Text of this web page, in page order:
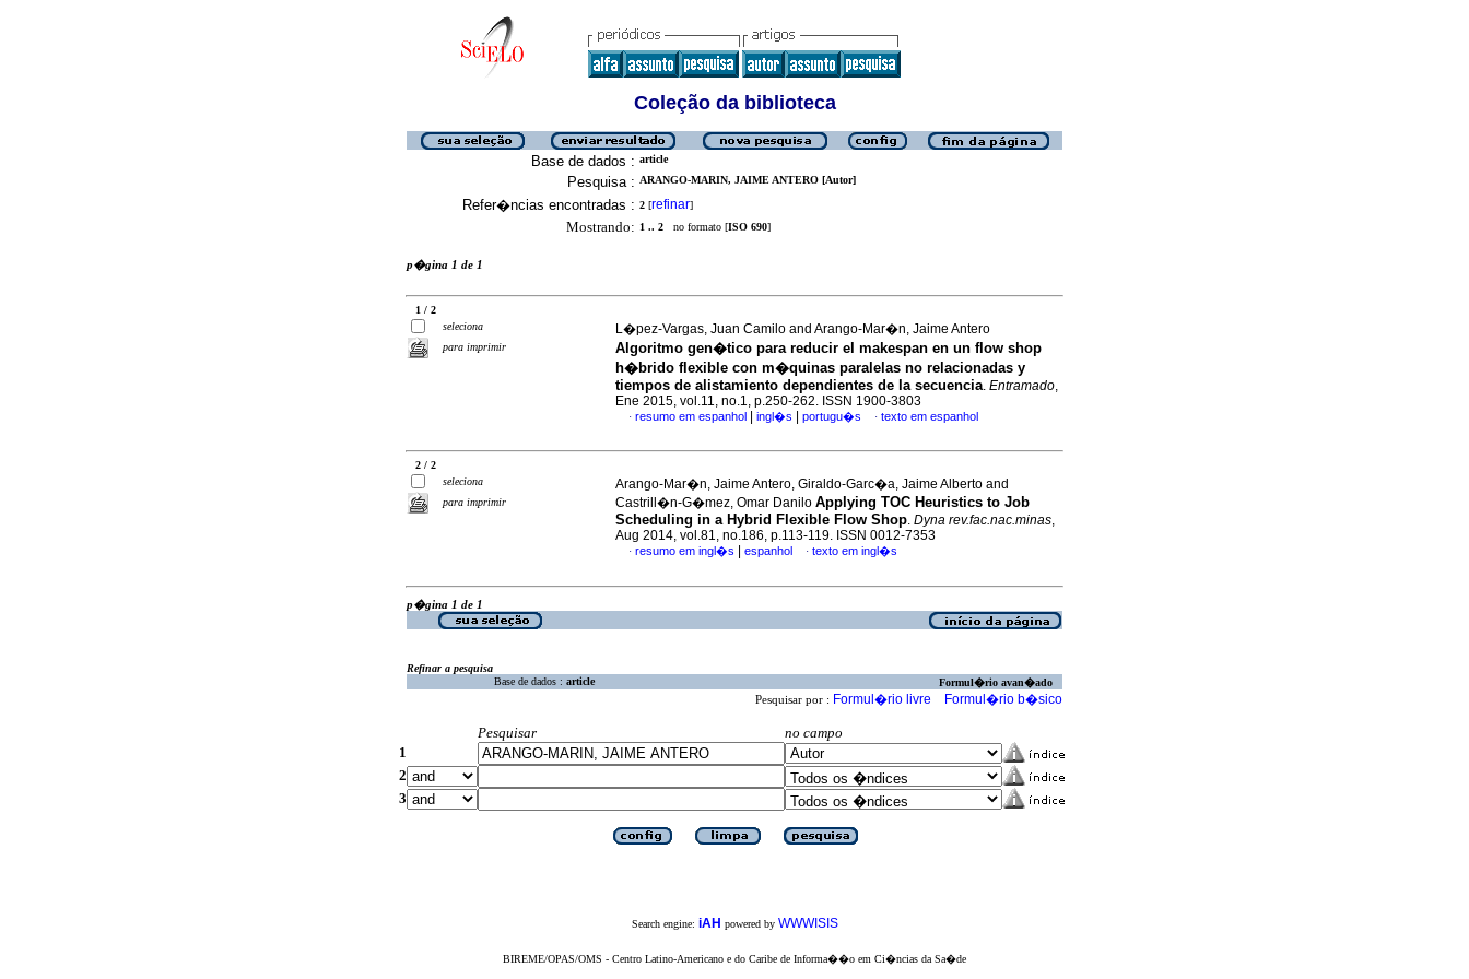
Coleção da biblioteca
Base de dados : article
Pesquisa : ARANGO-MARIN, JAIME ANTERO [Autor]
Refer�ncias encontradas : 2 [refinar]
Mostrando: 1 .. 2 no formato [ISO 690]
p�gina 1 de 1
1 / 2
seleciona
para imprimir
L�pez-Vargas, Juan Camilo and Arango-Mar�n, Jaime Antero
Algoritmo gen�tico para reducir el makespan en un flow shop
h�brido flexible con m�quinas paralelas no relacionadas y
tiempos de alistamiento dependientes de la secuencia. Entramado,
Ene 2015, vol.11, no.1, p.250-262. ISSN 1900-3803
· resumo em espanhol ingl�s portugu�s · texto em espanhol
2 / 2
seleciona
para imprimir
Arango-Mar�n, Jaime Antero, Giraldo-Garc�a, Jaime Alberto and
Castrill�n-G�mez, Omar Danilo Applying TOC Heuristics to Job
Scheduling in a Hybrid Flexible Flow Shop. Dyna rev.fac.nac.minas,
Aug 2014, vol.81, no.186, p.113-119. ISSN 0012-7353
· resumo em ingl�s espanhol · texto em ingl�s
p�gina 1 de 1
Refinar a pesquisa
Base de dados : article Formul�rio avan�ado
Pesquisar por : Formul�rio livre Formul�rio b�sico
Pesquisar
no campo
1
2
3
Search engine: iAH powered by WWWISIS
BIREME/OPAS/OMS - Centro Latino-Americano e do Caribe de Informa��o em Ci�ncias da Sa�de